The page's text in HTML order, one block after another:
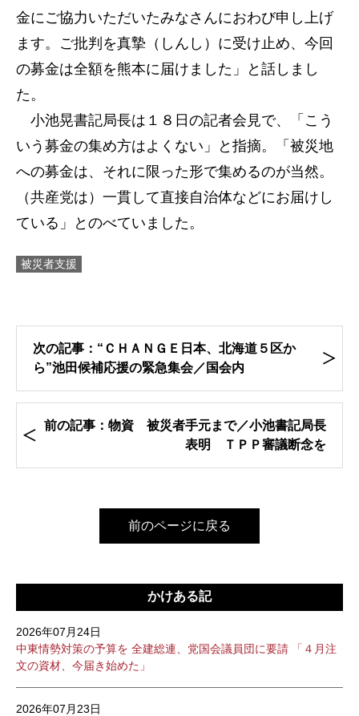
金にご協力いただいたみなさんにおわび申し上げ
ます。ご批判を真摯（しんし）に受け止め、今回
の募金は全額を熊本に届けました」と話しまし
た。
小池晃書記局長は１８日の記者会見で、「こう
いう募金の集め方はよくない」と指摘。「被災地
への募金は、それに限った形で集めるのが当然。
（共産党は）一貫して直接自治体などにお届けし
ている」とのべていました。
被災者支援
次の記事：“ＣＨＡＮＧＥ日本、北海道５区か
ら”池田候補応援の緊急集会／国会内
前の記事：物資 被災者手元まで／小池書記局長
表明 ＴＰＰ審議断念を
前のページに戻る
かけある記
2026年07月24日
中東情勢対策の予算を 全建総連、党国会議員団に要請 「４月注
文の資材、今届き始めた」
2026年07月23日